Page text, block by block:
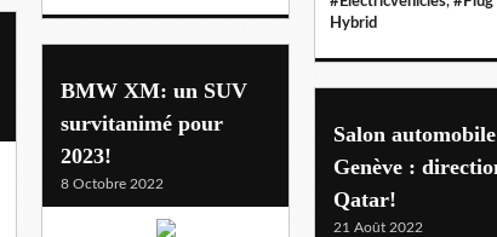
Hybrid
BMW XM: un SUV
survitanimé pour
2023!
8 Octobre 2022
Salon
Genève :
Qatar!
21 Août 2022